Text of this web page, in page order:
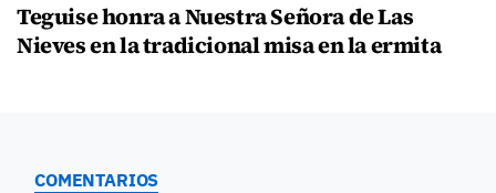
Teguise honra a Nuestra Señora de Las
Nieves en la tradicional misa en la ermita
COMENTARIOS